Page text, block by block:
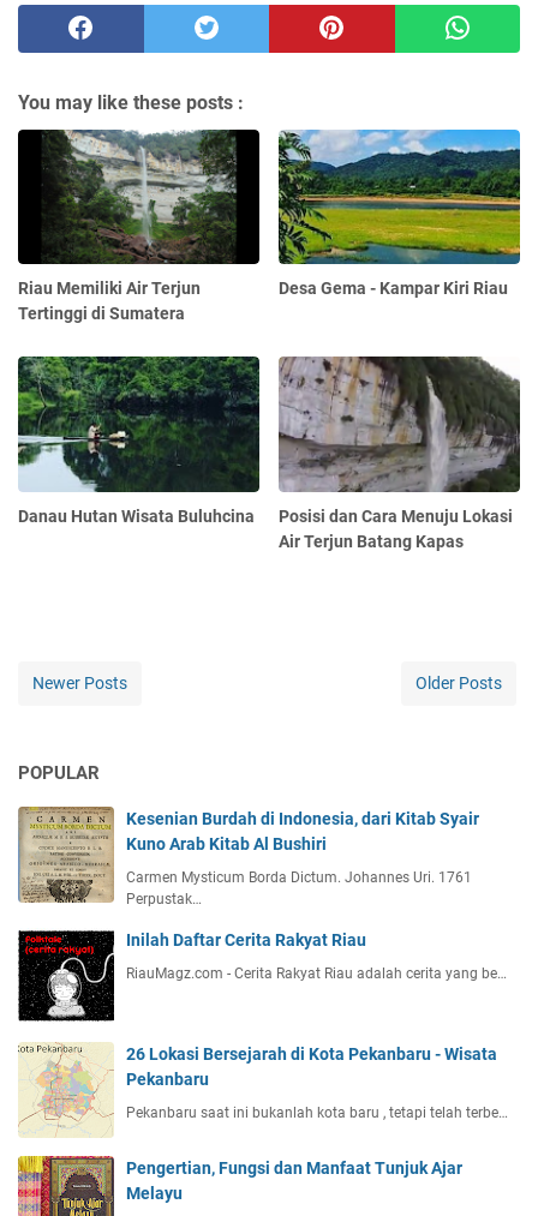
You may like these posts :
Riau Memiliki Air Terjun
Tertinggi di Sumatera
Desa Gema - Kampar Kiri Riau
Danau Hutan Wisata Buluhcina
Posisi dan Cara Menuju Lokasi
Air Terjun Batang Kapas
Newer Posts Older Posts
POPULAR
Kesenian Burdah di Indonesia, dari Kitab Syair
Kuno Arab Kitab Al Bushiri
Carmen Mysticum Borda Dictum. Johannes Uri. 1761
Perpustak…
Inilah Daftar Cerita Rakyat Riau
RiauMagz.com - Cerita Rakyat Riau adalah cerita yang be…
26 Lokasi Bersejarah di Kota Pekanbaru - Wisata
Pekanbaru
Pekanbaru saat ini bukanlah kota baru , tetapi telah terbe…
Pengertian, Fungsi dan Manfaat Tunjuk Ajar
Melayu